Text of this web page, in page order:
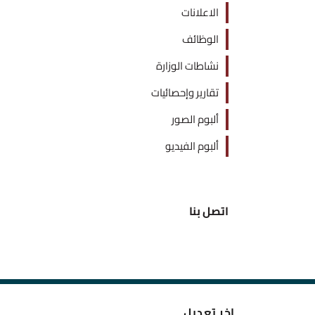
الاعلانات
الوظائف
نشاطات الوزارة
تقارير وإحصائيات
ألبوم الصور
ألبوم الفيديو
اتصل بنا